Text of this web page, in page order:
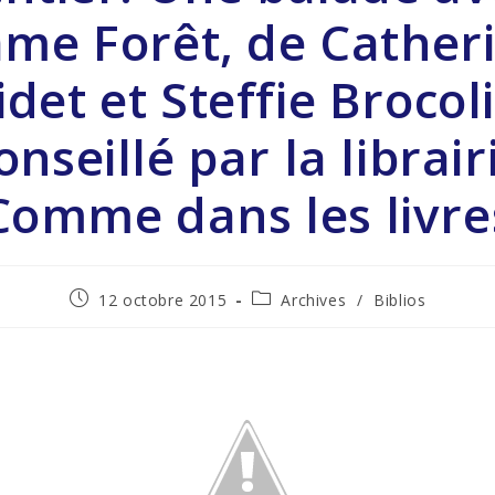
Forêt, de
et Steffie
par la
dans les
12 octobre 2015 Archives / Biblios